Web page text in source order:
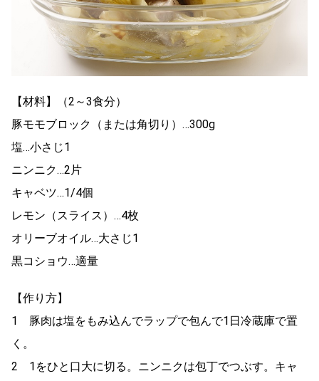
【材料】（2～3食分）
豚モモブロック（または角切り）…300g
塩…小さじ1
ニンニク…2片
キャベツ…1/4個
レモン（スライス）…4枚
オリーブオイル…大さじ1
黒コショウ…適量
【作り方】
1 豚肉は塩をもみ込んでラップで包んで1日冷蔵庫で置
く。
2 1をひと口大に切る。ニンニクは包丁でつぶす。キャ